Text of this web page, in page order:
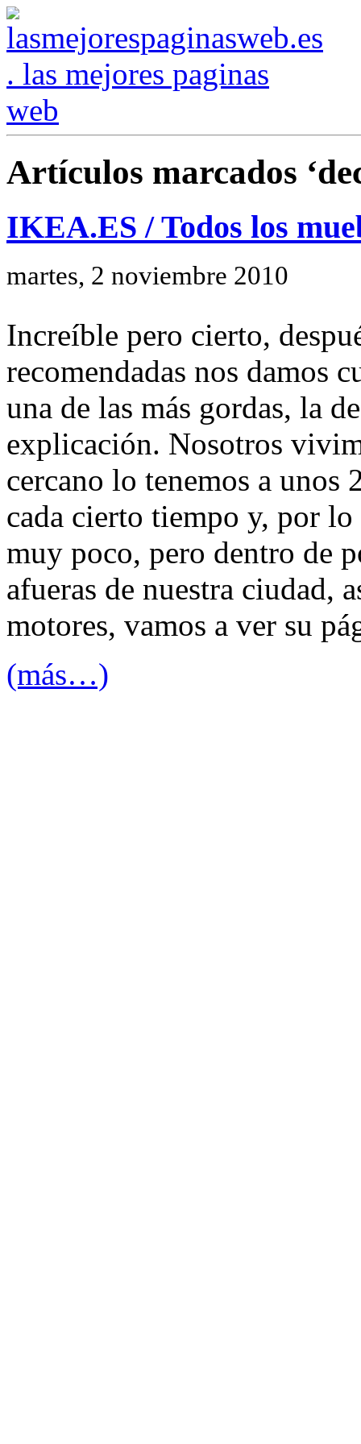
Artículos marcados
IKEA.ES / Todos los
martes, 2 noviembre 2010
Increíble pero cierto,
recomendadas nos damos
una de las más gordas, la
explicación. Nosotros
cercano lo tenemos a
cada cierto tiempo y, por
muy poco, pero dentro de
afueras de nuestra ciudad,
motores, vamos a ver su
(más…)